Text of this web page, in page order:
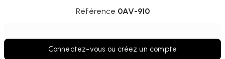
Référence 0AV-910
Connectez-vous ou créez un compte